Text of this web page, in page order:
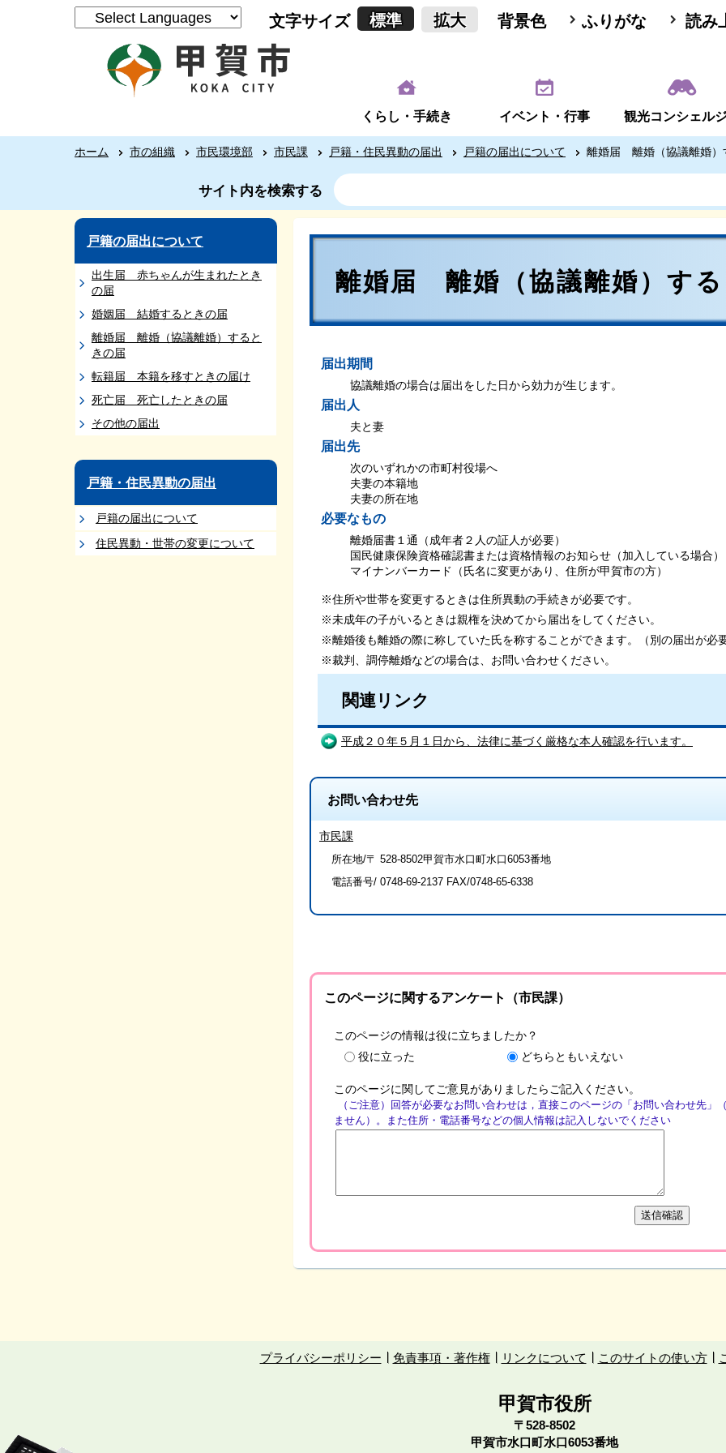
文字サイズ 標準 拡大 背景色 ふりがな 読み
くらし・手続き イベント・行事 観光コンシェル
ホーム 市の組織 市民環境部 市民課 戸籍・住民異動の届出 戸籍の届出について 離婚届 離婚（協議離婚）
サイト内を検索する
戸籍の届出について
出生届 赤ちゃんが生まれたとき
の届
婚姻届 結婚するときの届
離婚届 離婚（協議離婚）すると
きの届
転籍届 本籍を移すときの届け
死亡届 死亡したときの届
その他の届出
戸籍・住民異動の届出
戸籍の届出について
住民異動・世帯の変更について
離婚届 離婚（協議離婚）す
届出期間
協議離婚の場合は届出をした日から効力が生じます。
届出人
夫と妻
届出先
次のいずれかの市町村役場へ
夫妻の本籍地
夫妻の所在地
必要なもの
離婚届書１通（成年者２人の証人が必要）
国民健康保険資格確認書または資格情報のお知らせ（加入している場合）
マイナンバーカード（氏名に変更があり、住所が甲賀市の方）
※住所や世帯を変更するときは住所異動の手続きが必要です。
※未成年の子がいるときは親権を決めてから届出をしてください。
※離婚後も離婚の際に称していた氏を称することができます。（別の届出が必要
※裁判、調停離婚などの場合は、お問い合わせください。
関連リンク
平成２０年５月１日から、法律に基づく厳格な本人確認を行います。
お問い合わせ先
市民課
所在地/〒 528-8502甲賀市水口町水口6053番地
電話番号/ 0748-69-2137 FAX/0748-65-6338
このページに関するアンケート（市民課）
このページの情報は役に立ちましたか？
役に立った
どちらともいえない
このページに関してご意見がありましたらご記入ください。
（ご注意）回答が必要なお問い合わせは，直接このページの「お問い合わせ先
ません）。また住所・電話番号などの個人情報は記入しないでください
プライバシーポリシー 免責事項・著作権 リンクについて このサイトの使い方
甲賀市役所
〒528-8502
甲賀市水口町水口6053番地